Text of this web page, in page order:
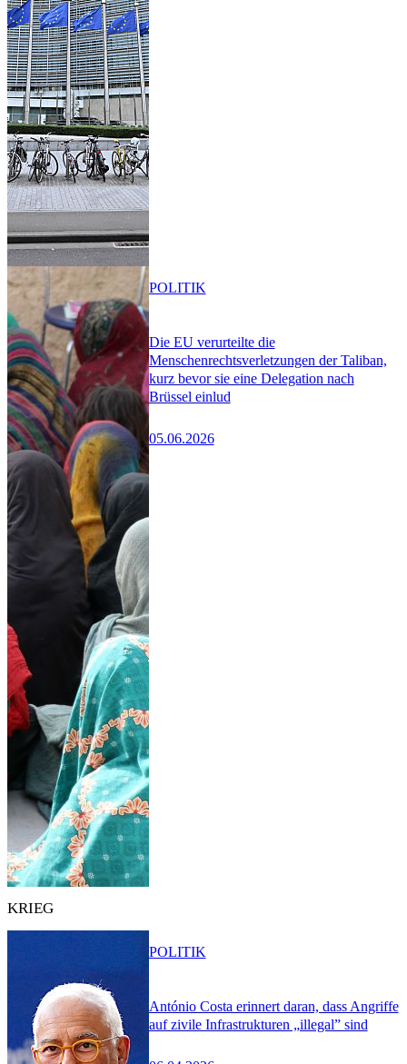
Die EU verurteilte die
Menschenrechtsverletzungen der Taliban,
kurz bevor sie eine Delegation nach
Brüssel einlud
05.06.2026
POLITIK
KRIEG
António Costa erinnert daran, dass Angriffe
auf zivile Infrastrukturen „illegal” sind
POLITIK